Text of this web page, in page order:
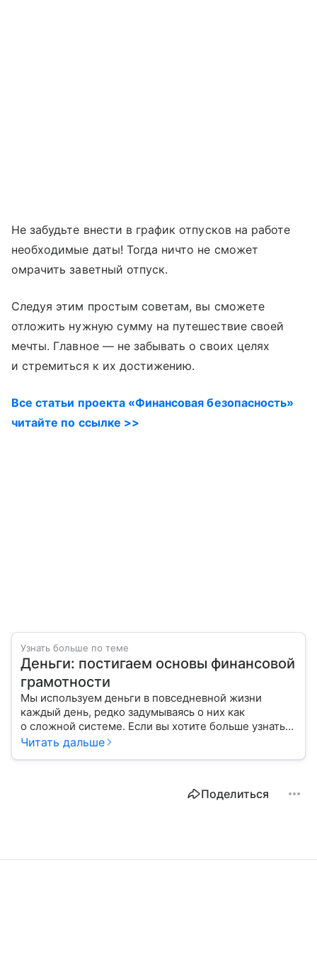
Не забудьте внести в график отпусков на работе
необходимые даты! Тогда ничто не сможет
омрачить заветный отпуск.
Следуя этим простым советам, вы сможете
отложить нужную сумму на путешествие своей
мечты. Главное — не забывать о своих целях
и стремиться к их достижению.
Все статьи проекта «Финансовая безопасность»
читайте по ссылке >>
Узнать больше по теме
Деньги: постигаем основы финансовой
грамотности
Мы используем деньги в повседневной жизни
каждый день, редко задумываясь о них как
о сложной системе. Если вы хотите больше узнать
об этом финансовом инструменте и его функциях,
Читать дальше
Поделиться